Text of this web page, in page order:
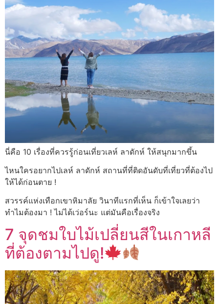
นี่คือ 10 เรื่องที่ควรรู้ก่อนเที่ยวเลห์ ลาดักห์​ ให้สนุกมากขึ้น
ไหนใครอยากไปเลห์ ลาดักห์​ สถานที่ที่ติดอันดับที่เที่ยวที่ต้องไป
ให้ได้ก่อนตาย !
สวรรค์แห่งเทือกเขาหิมาลัย วินาทีแรกที่เห็น ก็เข้าใจเลยว่า
ทำไมต้องมา ! ไม่ได้เว่อร์นะ แต่มันคือเรื่องจริง
7 จุดชมใบไม้เปลี่ยนสีในเกาหลี
ที่ต้องตามไปดู!